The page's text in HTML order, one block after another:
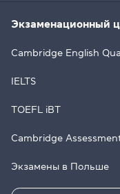
Экзаменационный
Cambridge English
IELTS
TOEFL iBT
Cambridge
Экзамены в Польше